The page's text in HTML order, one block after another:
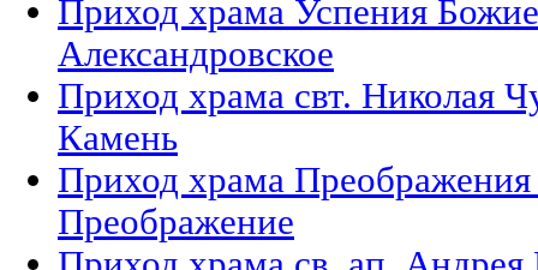
Приход храма Успения
Александровское
Приход храма свт. Николая
Камень
Приход храма Преображения
Преображение